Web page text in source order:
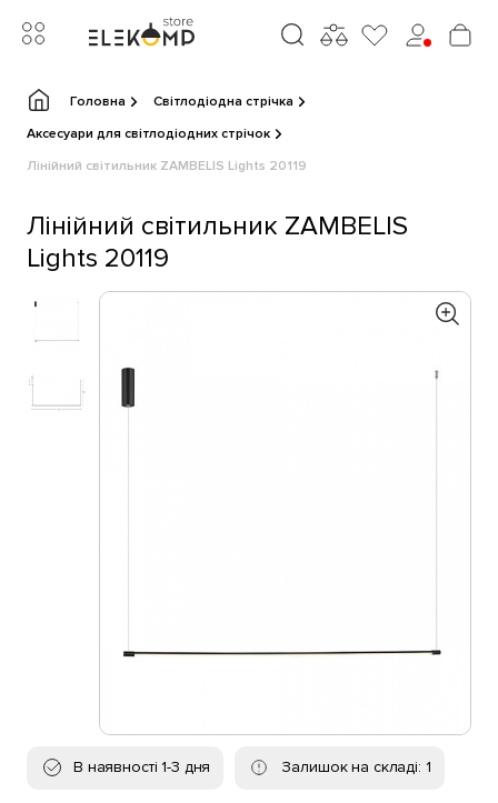
Головна
Світлодіодна стрічка
Аксесуари для світлодіодних стрічок
Лінійний світильник ZAMBELIS Lights 20119
Лінійний світильник ZAMBELIS
Lights 20119
В наявності 1-3 дня Залишок на складі: 1